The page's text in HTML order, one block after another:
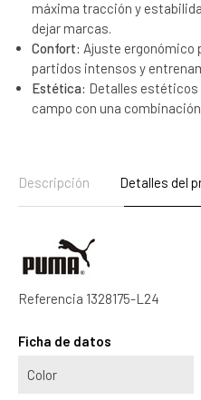
máxima tracción y
dejar marcas.
Confort: Ajuste ergonómico
partidos intensos y
Estética: Detalles estéticos
campo con una
Descripción Detalles del
Referencia 1328175-L24
Ficha de datos
Color